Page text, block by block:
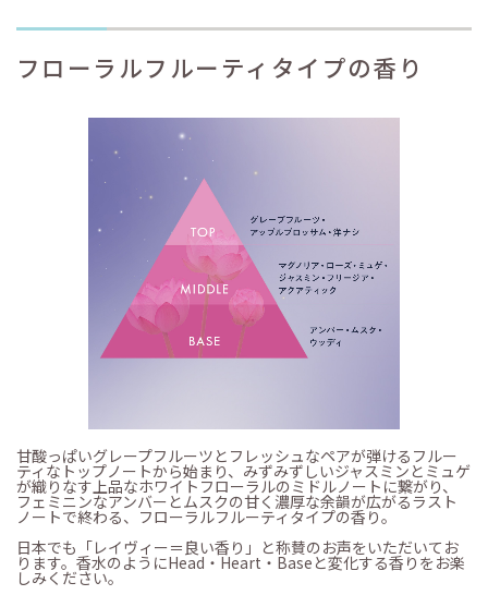
フローラルフルーティタイプの香り
甘酸っぱいグレープフルーツとフレッシュなペアが弾けるフルー
ティなトップノートから始まり、みずみずしいジャスミンとミュゲ
が織りなす上品なホワイトフローラルのミドルノートに繋がり、
フェミニンなアンバーとムスクの甘く濃厚な余韻が広がるラスト
ノートで終わる、フローラルフルーティタイプの香り。
日本でも「レイヴィー＝良い香り」と称賛のお声をいただいてお
ります。香水のようにHead・Heart・Baseと変化する香りをお楽
しみください。